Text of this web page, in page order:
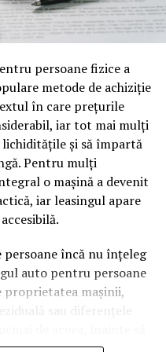
întrebări pe care și le pun
ajunge pe o
limbajul în care se
O pagină pe care
minute ca să
semnal greu de ignorat.
însă timpul
ceva despre cât de
webinar reușit atrage
îl menționează într-un
într-un articol, un
lui. Fiecare astfel de
în SEO.
persoane fizice a
metode de achiziție
în care prețurile
iar tot mai mulți
și să împartă
Pentru mulți
o mașină a devenit
iar leasingul apare
încă nu înțeleg
auto pentru persoane
proprietatea mașinii,
sau diferențele
să înțelegi clar